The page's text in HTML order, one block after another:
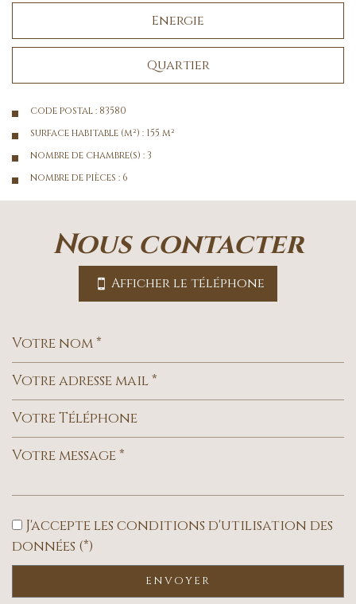
Energie
Quartier
code postal : 83580
surface habitable (m²) : 155 m²
nombre de chambre(s) : 3
nombre de pièces : 6
la ville de gassin (83580)
Collège
Lycée
statistiques
nous contacter
Afficher le téléphone
J'accepte les conditions d'utilisation des
données (*)
ENVOYER